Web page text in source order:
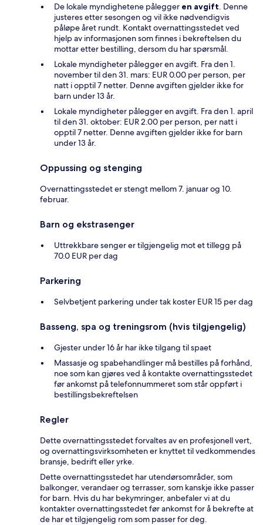
De lokale myndighetene pålegger en avgift. Denne
justeres etter sesongen og vil ikke nødvendigvis
påløpe året rundt. Kontakt overnattingsstedet ved
hjelp av informasjonen som finnes i bekreftelsen du
mottar etter bestilling, dersom du har spørsmål.
Lokale myndigheter pålegger en avgift. Fra den 1.
november til den 31. mars: EUR 0.00 per person, per
natt i opptil 7 netter. Denne avgiften gjelder ikke for
barn under 13 år.
Lokale myndigheter pålegger en avgift. Fra den 1. april
til den 31. oktober: EUR 2.00 per person, per natt i
opptil 7 netter. Denne avgiften gjelder ikke for barn
under 13 år.
Oppussing og stenging
Overnattingsstedet er stengt mellom 7. januar og 10.
februar.
Barn og ekstrasenger
Uttrekkbare senger er tilgjengelig mot et tillegg på
70.0 EUR per dag
Parkering
Selvbetjent parkering under tak koster EUR 15 per dag
Basseng, spa og treningsrom (hvis tilgjengelig)
Gjester under 16 år har ikke tilgang til spaet
Massasje og spabehandlinger må bestilles på forhånd,
noe som kan gjøres ved å kontakte overnattingsstedet
før ankomst på telefonnummeret som står oppført i
bestillingsbekreftelsen
Regler
Dette overnattingsstedet forvaltes av en profesjonell vert,
og overnattingsvirksomheten er knyttet til vedkommendes
bransje, bedrift eller yrke.
Dette overnattingsstedet har utendørsområder, som
balkonger, verandaer og terrasser, som kanskje ikke passer
for barn. Hvis du har bekymringer, anbefaler vi at du
kontakter overnattingsstedet før ankomst for å bekrefte at
de har et tilgjengelig rom som passer for deg.